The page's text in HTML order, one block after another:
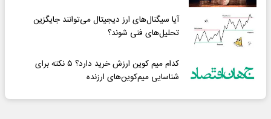
آیا سیگنال‌های ارز دیجیتال می‌توانند جایگزین
تحلیل‌های فنی شوند؟
کدام میم کوین ارزش خرید دارد؟ ۵ نکته برای
شناسایی میم‌کوین‌های ارزنده